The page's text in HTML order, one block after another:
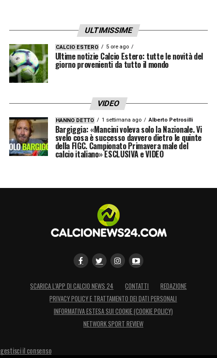
ULTIMISSIME
CALCIO ESTERO 5 ore ago
Ultime notizie Calcio Estero: tutte le novità del
giorno provenienti da tutto il mondo
VIDEO
HANNO DETTO 1 settimana ago Alberto Petrosilli
Bargiggia: «Mancini voleva solo la Nazionale. Vi
svelo cosa è successo davvero dietro le quinte
della FIGC. Campionato Primavera male del
calcio italiano» ESCLUSIVA e VIDEO
SCARICA L’APP DI CALCIO NEWS 24 CONTATTI
REDAZIONE
PRIVACY POLICY E TRATTAMENTO DEI DATI PERSONALI
INFORMATIVA ESTESA SUI COOKIE (COOKIE POLICY)
NETWORK SPORT REVIEW
gestisci il consenso